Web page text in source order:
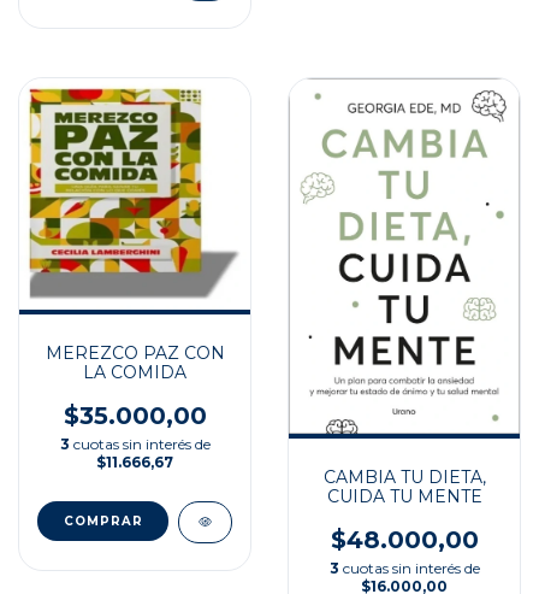
MEREZCO PAZ CON
LA COMIDA
$35.000,00
3 cuotas sin interés de
$11.666,67
CAMBIA TU DIETA,
CUIDA TU MENTE
$48.000,00
3 cuotas sin interés de
$16.000,00